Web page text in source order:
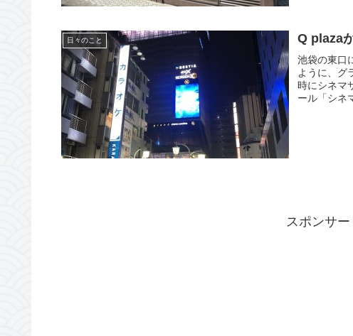
日々のこと Q plaza
池袋の東口
ように、グ
時にシネマ
ール「シネ
スポンサー